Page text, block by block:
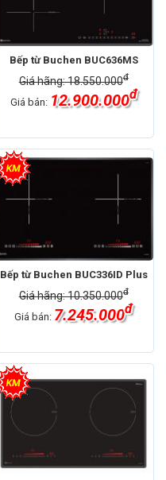
Bếp từ Buchen BUC636MS
Giá hãng: 18.550.000đ
Giá bán: 12.900.000đ
Bếp từ Buchen BUC336ID Plus
Giá hãng: 10.350.000đ
Giá bán: 7.245.000đ